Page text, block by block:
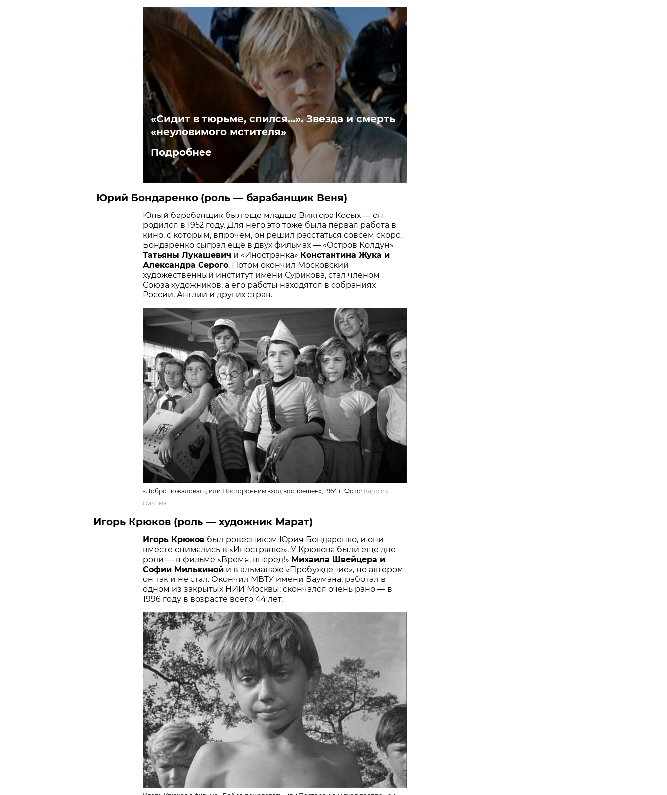
«Сидит в тюрьме, спился...». Звезда и смерть
«неуловимого мстителя»
Подробнее
Юрий Бондаренко (роль — барабанщик Веня)
Юный барабанщик был еще младше Виктора Косых — он
родился в 1952 году. Для него это тоже была первая работа в
кино, с которым, впрочем, он решил расстаться совсем скоро.
Бондаренко сыграл еще в двух фильмах — «Остров Колдун»
Татьяны Лукашевич и «Иностранка» Константина Жука и
Александра Серого. Потом окончил Московский
художественный институт имени Сурикова, стал членом
Союза художников, а его работы находятся в собраниях
России, Англии и других стран.
«Добро пожаловать, или Посторонним вход воспрещен», 1964 г. Фото: Кадр из
фильма
Игорь Крюков (роль — художник Марат)
Игорь Крюков был ровесником Юрия Бондаренко, и они
вместе снимались в «Иностранке». У Крюкова были еще две
роли — в фильме «Время, вперед!» Михаила Швейцера и
Софии Милькиной и в альманахе «Пробуждение», но актером
он так и не стал. Окончил МВТУ имени Баумана, работал в
одном из закрытых НИИ Москвы; скончался очень рано — в
1996 году в возрасте всего 44 лет.